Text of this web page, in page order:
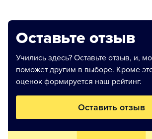
Оставьте отзыв
Учились здесь? Оставьте отзыв, и,
поможет другим в выборе. Кроме
оценок формируется наш рейтинг.
Оставить отзыв